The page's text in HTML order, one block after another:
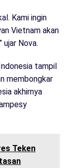
Kami ingin
Vietnam akan
ujar Nova.
tampil
membongkar
akhirnya
Teken